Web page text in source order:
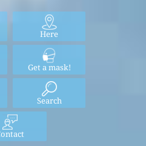
Here
Get a mask!
Search